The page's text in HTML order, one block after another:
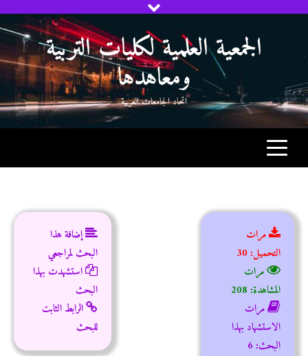
الجمعية العلمية لكليات التربية
ومعاهدها
اتحاد الجامعات العربية
مرات
التحميل: 30
مرات
المشاهدة: 208
مرات
الاستشهاد بهذا
البحث: 6
إضافة هذا
البحث لمراجعي
استشهدت بهذا
البحث
الرابط الثابت
للبحث